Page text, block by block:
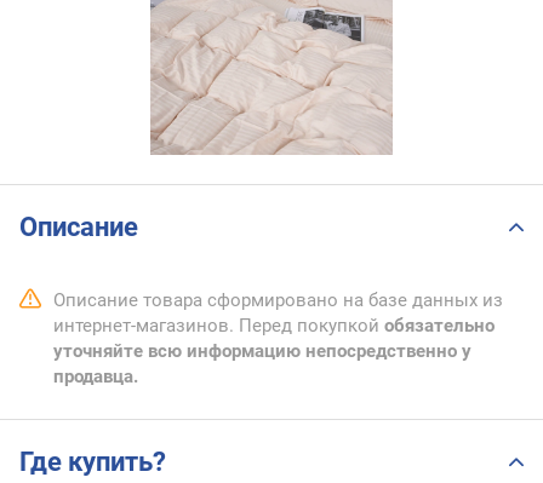
Описание
Описание товара сформировано на базе данных из
интернет-магазинов. Перед покупкой обязательно
уточняйте всю информацию непосредственно у
продавца.
Где купить?